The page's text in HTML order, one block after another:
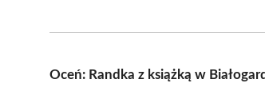
Oceń: Randka z książką w